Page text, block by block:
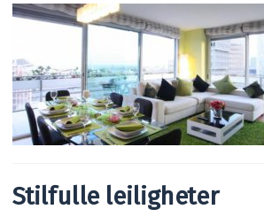
Stilfulle leiligheter